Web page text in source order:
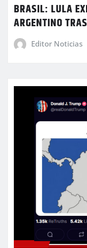
BRASIL: LULA
ARGENTINO
Editor Noticias